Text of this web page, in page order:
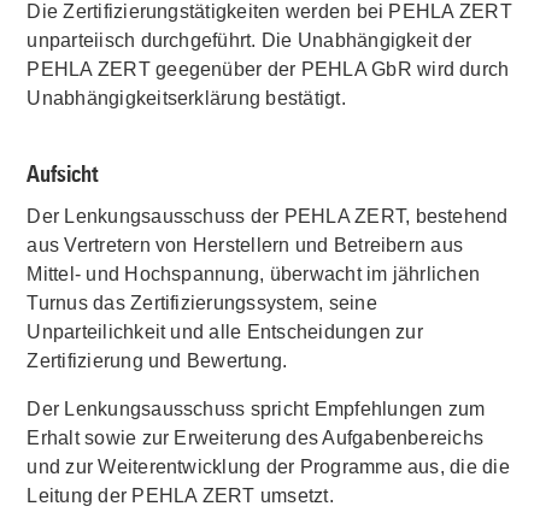
Die Zertifizierungstätigkeiten werden bei PEHLA ZERT
unparteiisch durchgeführt. Die Unabhängigkeit der
PEHLA ZERT geegenüber der PEHLA GbR wird durch
Unabhängigkeitserklärung bestätigt.
Aufsicht
Der Lenkungsausschuss der PEHLA ZERT, bestehend
aus Vertretern von Herstellern und Betreibern aus
Mittel- und Hochspannung, überwacht im jährlichen
Turnus das Zertifizierungssystem, seine
Unparteilichkeit und alle Entscheidungen zur
Zertifizierung und Bewertung.
Der Lenkungsausschuss spricht Empfehlungen zum
Erhalt sowie zur Erweiterung des Aufgabenbereichs
und zur Weiterentwicklung der Programme aus, die die
Leitung der PEHLA ZERT umsetzt.